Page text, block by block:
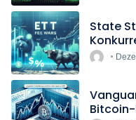
State
Bitcoin-